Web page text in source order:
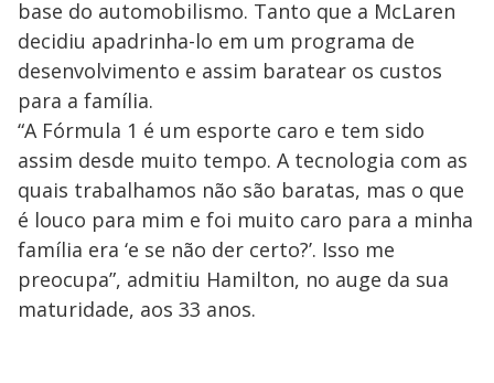
base do automobilismo. Tanto que a McLaren
decidiu apadrinha-lo em um programa de
desenvolvimento e assim baratear os custos
para a família.
“A Fórmula 1 é um esporte caro e tem sido
assim desde muito tempo. A tecnologia com as
quais trabalhamos não são baratas, mas o que
é louco para mim e foi muito caro para a minha
família era ‘e se não der certo?’. Isso me
preocupa”, admitiu Hamilton, no auge da sua
maturidade, aos 33 anos.